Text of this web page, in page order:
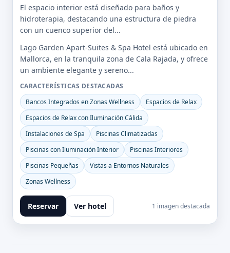
El espacio interior está diseñado para baños y
hidroterapia, destacando una estructura de piedra
con un cuenco superior del...
Lago Garden Apart-Suites & Spa Hotel está ubicado en
Mallorca, en la tranquila zona de Cala Rajada, y ofrece
un ambiente elegante y sereno...
CARACTERÍSTICAS DESTACADAS
Bancos Integrados en Zonas Wellness
Espacios de Relax
Espacios de Relax con Iluminación Cálida
Instalaciones de Spa
Piscinas Climatizadas
Piscinas con Iluminación Interior
Piscinas Interiores
Piscinas Pequeñas
Vistas a Entornos Naturales
Zonas Wellness
Reservar Ver hotel 1 imagen destacada